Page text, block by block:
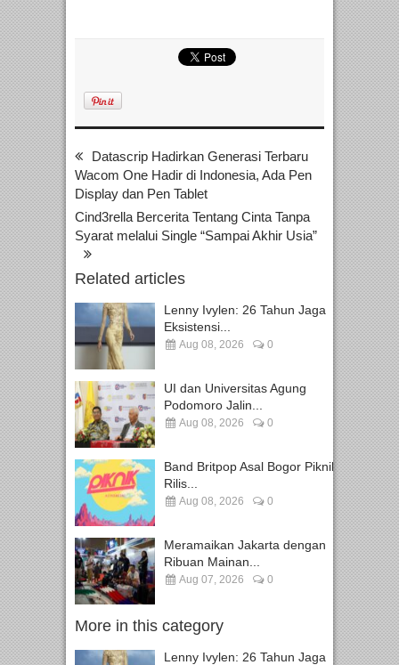
Datascrip Hadirkan Generasi Terbaru
Wacom One Hadir di Indonesia, Ada Pen
Display dan Pen Tablet
Cind3rella Bercerita Tentang Cinta Tanpa
Syarat melalui Single “Sampai Akhir Usia”
Related articles
Lenny Ivylen: 26 Tahun Jaga
Eksistensi...
Aug 08, 2026 0
UI dan Universitas Agung
Podomoro Jalin...
Aug 08, 2026 0
Band Britpop Asal Bogor Piknik
Rilis...
Aug 08, 2026 0
Meramaikan Jakarta dengan
Ribuan Mainan...
Aug 07, 2026 0
More in this category
Lenny Ivylen: 26 Tahun Jaga